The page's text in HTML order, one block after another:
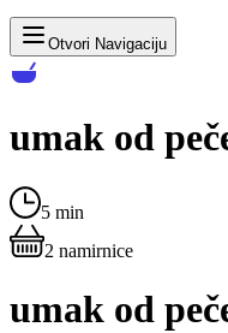
Otvori Navigaciju
umak od
5 min
2 namirnice
umak od